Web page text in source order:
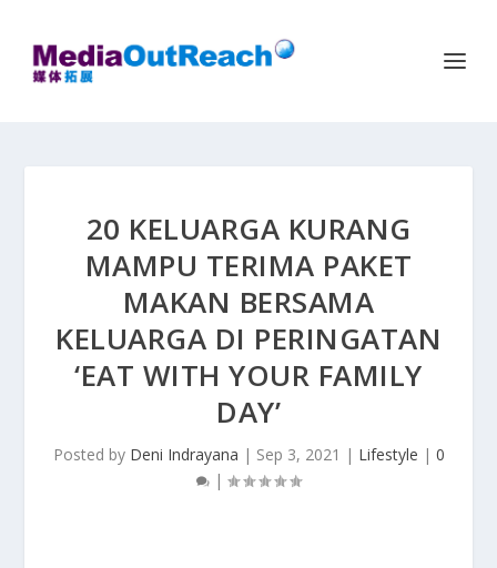
20 KELUARGA KURANG
MAMPU TERIMA PAKET
MAKAN BERSAMA
KELUARGA DI PERINGATAN
‘EAT WITH YOUR FAMILY
DAY’
Posted by Deni Indrayana | Sep 3, 2021 | Lifestyle | 0
|